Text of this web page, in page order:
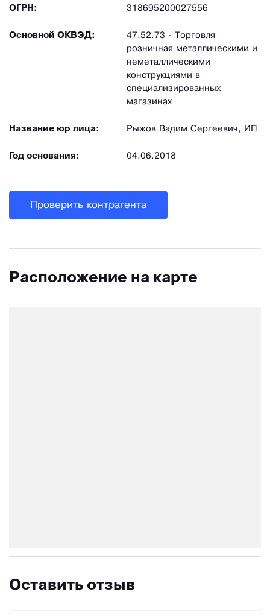
ОГРН: 318695200027556
Основной ОКВЭД:
47.52.73 - Торговля
розничная металлическими и
неметаллическими
конструкциями в
специализированных
магазинах
Название юр лица: Рыжов Вадим Сергеевич, ИП
Год основания: 04.06.2018
Проверить контрагента
Расположение на карте
Оставить отзыв